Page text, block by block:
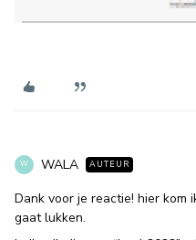
W WALA AUTEUR
Dank voor je reactie! hier kom
gaat lukken.